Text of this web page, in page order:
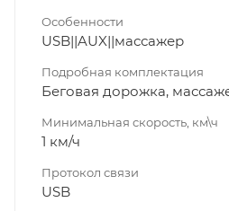
Особенности
USB||AUX||массажер
Подробная комплектация
Беговая дорожка,
Минимальная скорость, км\ч
1 км/ч
Протокол связи
USB